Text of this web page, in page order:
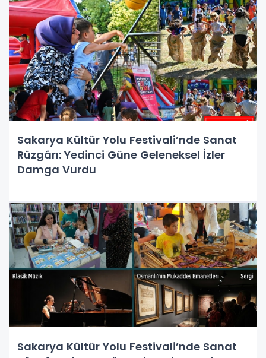
Sakarya Kültür Yolu Festivali’nde Sanat
Rüzgârı: Yedinci Güne Geleneksel İzler
Damga Vurdu
Sakarya Kültür Yolu Festivali’nde Sanat